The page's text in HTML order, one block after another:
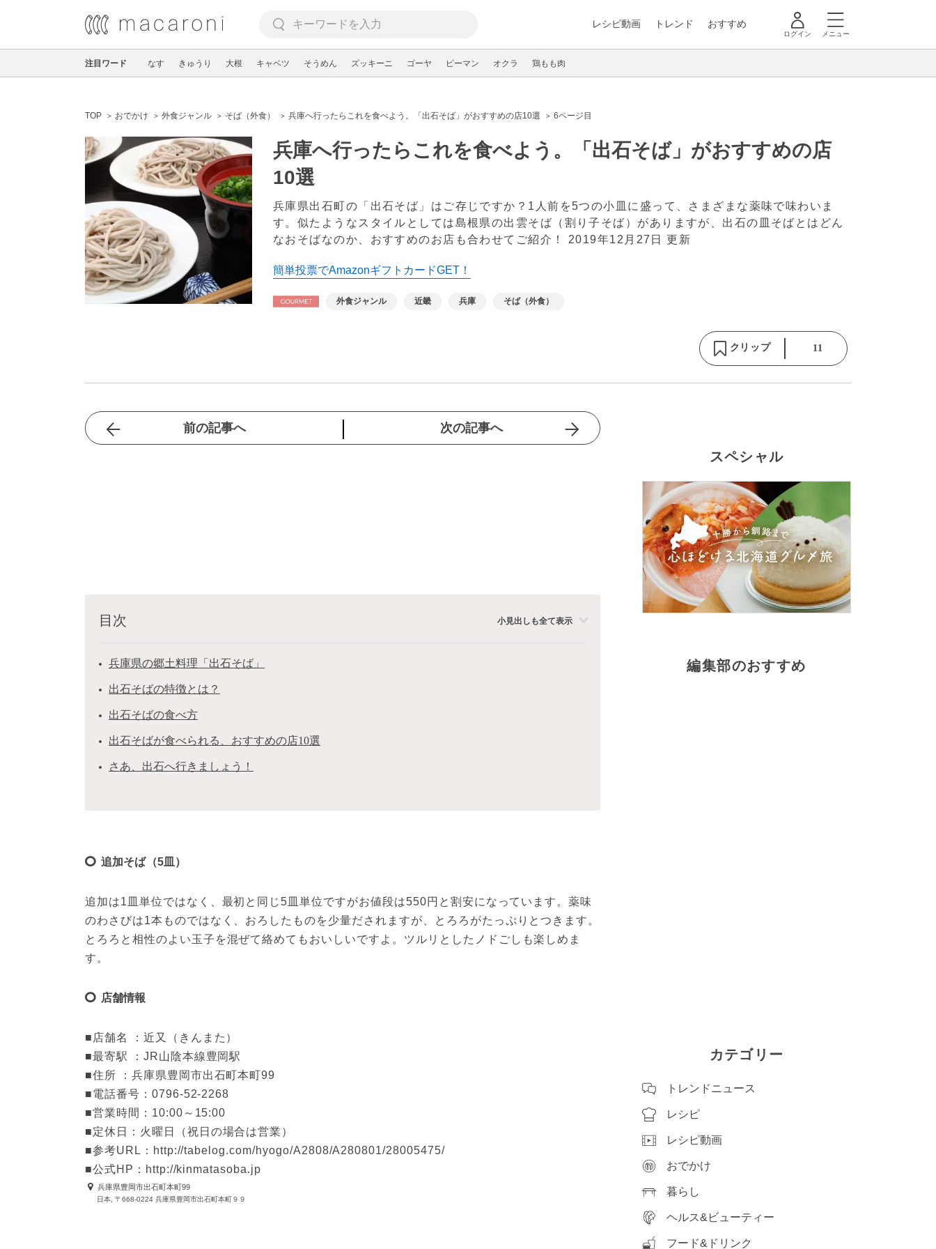
レシピ動画 トレンド おすすめ
ログイン メニュー
注目ワード なす きゅうり 大根 キャベツ そうめん ズッキーニ ゴーヤ ピーマン オクラ 鶏もも肉
TOP おでかけ 外食ジャンル そば（外食） 兵庫へ行ったらこれを食べよう。「出石そば」がおすすめの店10選 6ページ目
兵庫へ行ったらこれを食べよう。「出石そば」がおすすめの店
10選
兵庫県出石町の「出石そば」はご存じですか？1人前を5つの小皿に盛って、さまざまな薬味で味わいま
す。似たようなスタイルとしては島根県の出雲そば（割り子そば）がありますが、出石の皿そばとはどん
なおそばなのか、おすすめのお店も合わせてご紹介！ 2019年12月27日 更新
簡単投票でAmazonギフトカードGET！
外食ジャンル 近畿 兵庫 そば（外食）
クリップ 11
前の記事へ 次の記事へ
目次 小見出しも全て表示
兵庫県の郷土料理「出石そば」
出石そばの特徴とは？
出石そばの食べ方
出石そばが食べられる、おすすめの店10選
さあ、出石へ行きましょう！
追加そば（5皿）
追加は1皿単位ではなく、最初と同じ5皿単位ですがお値段は550円と割安になっています。薬味
のわさびは1本ものではなく、おろしたものを少量だされますが、とろろがたっぷりとつきます。
とろろと相性のよい玉子を混ぜて絡めてもおいしいですよ。ツルリとしたノドごしも楽しめま
す。
店舗情報
■店舗名 ：近又（きんまた）
■最寄駅 ：JR山陰本線豊岡駅
■住所 ：兵庫県豊岡市出石町本町99
■電話番号：0796-52-2268
■営業時間：10:00～15:00
■定休日：火曜日（祝日の場合は営業）
■参考URL：http://tabelog.com/hyogo/A2808/A280801/28005475/
■公式HP：http://kinmatasoba.jp
兵庫県豊岡市出石町本町99
日本, 〒668-0224 兵庫県豊岡市出石町本町９９
スペシャル
編集部のおすすめ
カテゴリー
トレンドニュース
レシピ
レシピ動画
おでかけ
暮らし
ヘルス&ビューティー
フード&ドリンク